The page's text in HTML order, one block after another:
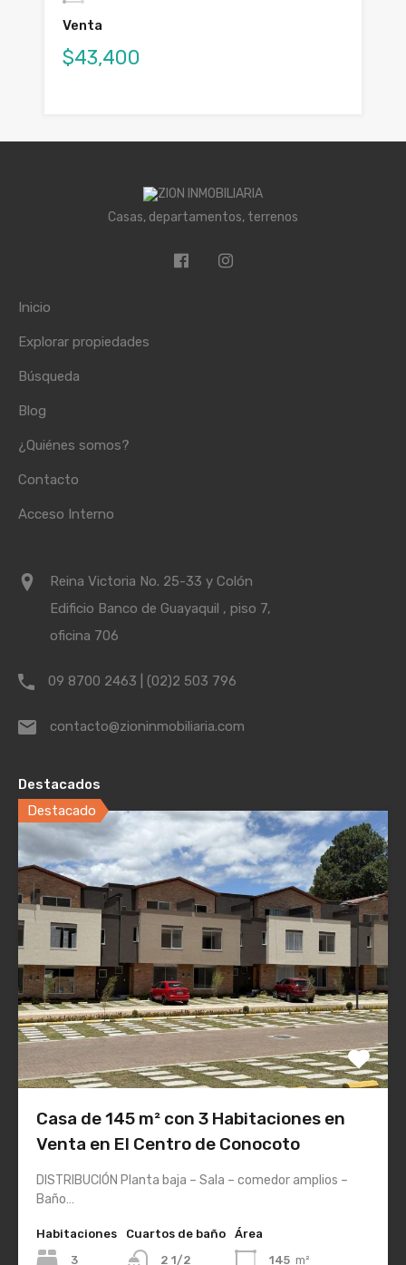
Venta
$43,400
Casas, departamentos, terrenos
Inicio
Explorar propiedades
Búsqueda
Blog
¿Quiénes somos?
Contacto
Acceso Interno
Reina Victoria No. 25-33 y Colón
Edificio Banco de Guayaquil , piso 7,
oficina 706
09 8700 2463 | (02)2 503 796
contacto@zioninmobiliaria.com
Destacados
Destacado
Casa de 145 m² con 3 Habitaciones en
Venta en El Centro de Conocoto
DISTRIBUCIÓN Planta baja – Sala – comedor amplios –
Baño…
Habitaciones
3
Cuartos de baño
2 1/2
Área
145 m²